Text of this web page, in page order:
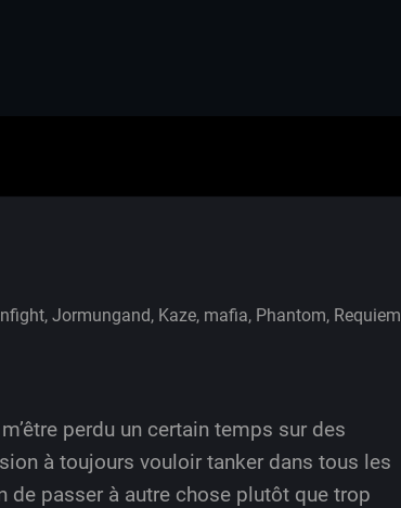
, Jormungand, Kaze, mafia, Phantom, Requiem
perdu un certain temps sur des
à toujours vouloir tanker dans tous les
de passer à autre chose plutôt que trop